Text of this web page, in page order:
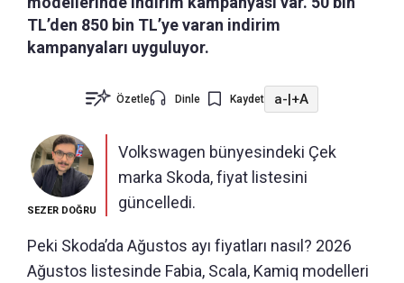
TL’den 850 bin TL’ye varan indirim
kampanyaları uyguluyor.
Özetle Dinle Kaydet a-|+A
SEZER DOĞRU
Volkswagen bünyesindeki Çek
marka Skoda, fiyat listesini
güncelledi.
Peki Skoda’da Ağustos ayı fiyatları nasıl? 2026
Ağustos listesinde Fabia, Scala, Kamiq modelleri